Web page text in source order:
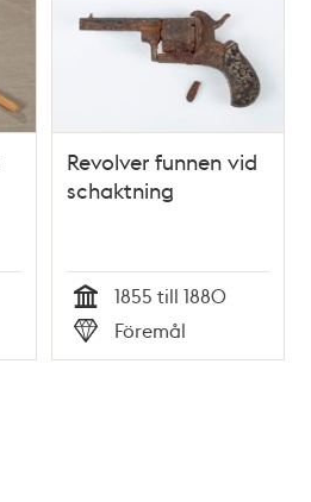
Revolver funnen vid
schaktning
Tid
1855 till 1880
Typ
Föremål